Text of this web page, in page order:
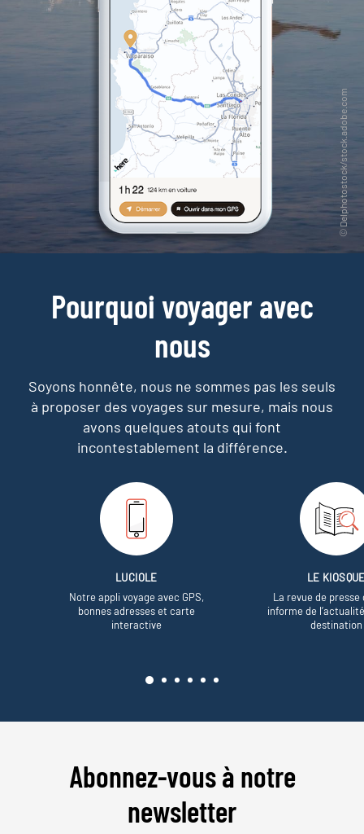
Pourquoi voyager avec
nous
Soyons honnête, nous ne sommes pas les seuls
à proposer des voyages sur mesure, mais nous
avons quelques atouts qui font
incontestablement la différence.
LUCIOLE
Notre appli voyage avec GPS,
bonnes adresses et carte
interactive
LE
La revue de presse
informe de
destination
Abonnez-vous à notre
newsletter